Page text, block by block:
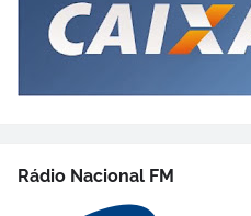
Rádio Nacional FM